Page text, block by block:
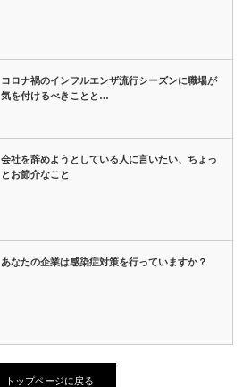
コロナ禍のインフルエンザ流行シーズンに職場が
気を付けるべきことと…
会社を辞めようとしている人に言いたい、ちょっ
とお節介なこと
あなたの企業は感染症対策を行っていますか？
トップページに戻る